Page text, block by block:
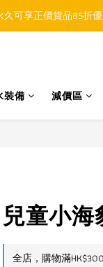
SMS短訊
久可享正價貨品85折
裝備 減價區
兒童小
全店，購物滿